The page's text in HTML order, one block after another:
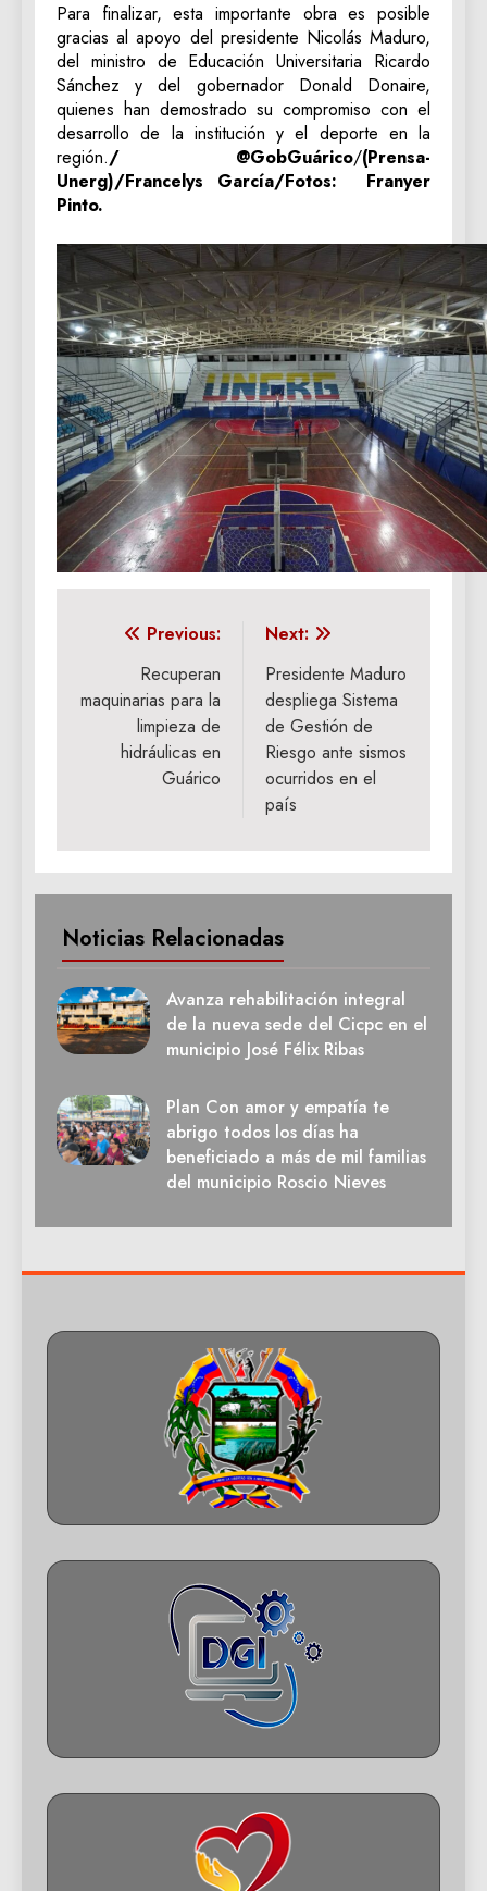
Para finalizar, esta importante obra es posible
gracias al apoyo del presidente Nicolás Maduro,
del ministro de Educación Universitaria Ricardo
Sánchez y del gobernador Donald Donaire,
quienes han demostrado su compromiso con el
desarrollo de la institución y el deporte en la
región./ @GobGuárico/(Prensa-
Unerg)/Francelys García/Fotos: Franyer
Pinto.
Navegación
entradas
Previous:
Recuperan
maquinarias para la
limpieza de
hidráulicas en
Guárico
Next:
Presidente Maduro
despliega Sistema
de Gestión de
Riesgo ante sismos
ocurridos en el
país
Noticias Relacionadas
Avanza rehabilitación integral
de la nueva sede del Cicpc en el
municipio José Félix Ribas
Plan Con amor y empatía te
abrigo todos los días ha
beneficiado a más de mil familias
del municipio Roscio Nieves